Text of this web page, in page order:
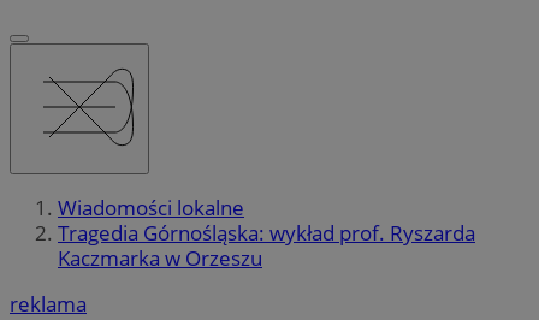
Wiadomości lokalne
Tragedia Górnośląska: wykład prof. Ryszarda
Kaczmarka w Orzeszu
reklama